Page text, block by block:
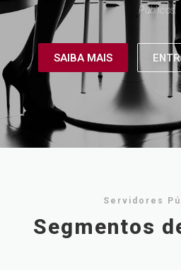
Públicos.
SAIBA MAIS
Servidores
Segmentos